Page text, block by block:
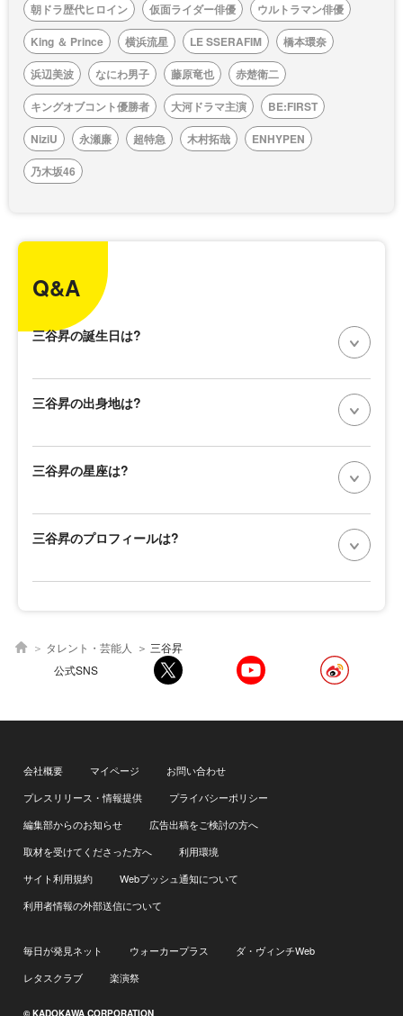
朝ドラ歴代ヒロイン 仮面ライダー俳優
ウルトラマン俳優
King ＆ Prince
横浜流星 LE SSERAFIM
橋本環奈
浜辺美波
なにわ男子 藤原竜也
赤楚衛二
キングオブコント優勝者
大河ドラマ主演
BE:FIRST
NiziU
永瀬廉 超特急 木村拓哉
ENHYPEN
乃木坂46
Q&A
三谷昇の誕生日は?
三谷昇の出身地は?
三谷昇の星座は?
三谷昇のプロフィールは?
タレント・芸能人
三谷昇
公式SNS
会社概要 マイページ
お問い合わせ
プレスリリース・情報提供
プライバシーポリシー
編集部からのお知らせ
広告出稿をご検討の方へ
取材を受けてくださった方へ
利用環境
サイト利用規約
Webプッシュ通知について
利用者情報の外部送信について
毎日が発見ネット ウォーカープラス
ダ・ヴィンチWeb
レタスクラブ
楽演祭